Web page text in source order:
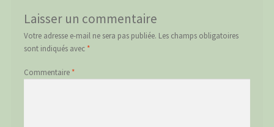
Laisser un commentaire
Votre adresse e-mail ne sera pas publiée. Les champs obligatoires
sont indiqués avec *
Commentaire *